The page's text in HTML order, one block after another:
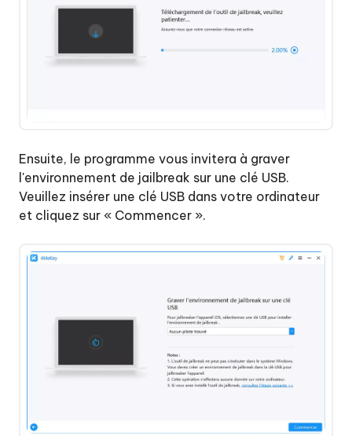
Ensuite, le programme vous invitera à graver
l'environnement de jailbreak sur une clé USB.
Veuillez insérer une clé USB dans votre ordinateur
et cliquez sur « Commencer ».